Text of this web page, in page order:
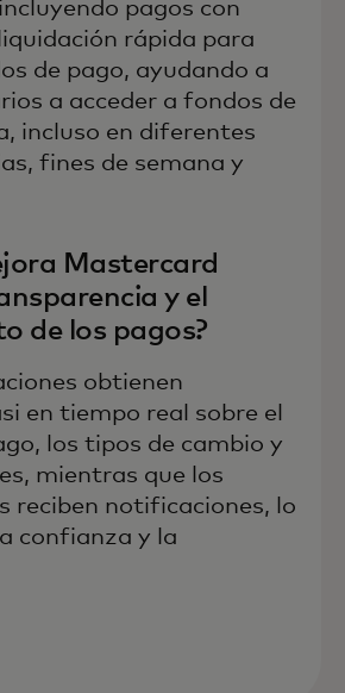
pagos con
rápida para
de pago, ayudando a
a acceder a fondos de
incluso en diferentes
fines de semana y
Mastercard
y el
de los pagos?
obtienen
en tiempo real sobre el
los tipos de cambio y
mientras que los
reciben notificaciones, lo
confianza y la